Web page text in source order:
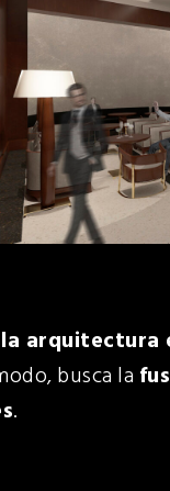
arquitectura
busca la
.